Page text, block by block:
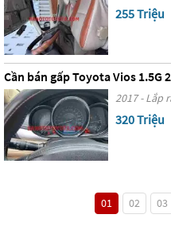
255 Triệu
Cần bán gấp Toyota Vios 1.5G
2017 - Lắp
320 Triệu
01 02 03